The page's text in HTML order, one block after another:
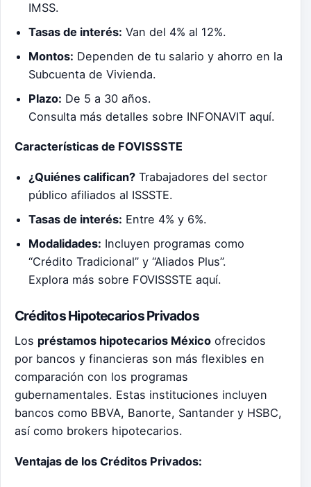
IMSS.
Tasas de interés: Van del 4% al 12%.
Montos: Dependen de tu salario y ahorro en la
Subcuenta de Vivienda.
Plazo: De 5 a 30 años.
Consulta más detalles sobre INFONAVIT aquí.
Características de FOVISSSTE
¿Quiénes califican? Trabajadores del sector
público afiliados al ISSSTE.
Tasas de interés: Entre 4% y 6%.
Modalidades: Incluyen programas como
“Crédito Tradicional” y “Aliados Plus”.
Explora más sobre FOVISSSTE aquí.
Créditos Hipotecarios Privados
Los préstamos hipotecarios México ofrecidos
por bancos y financieras son más flexibles en
comparación con los programas
gubernamentales. Estas instituciones incluyen
bancos como BBVA, Banorte, Santander y HSBC,
así como brokers hipotecarios.
Ventajas de los Créditos Privados: